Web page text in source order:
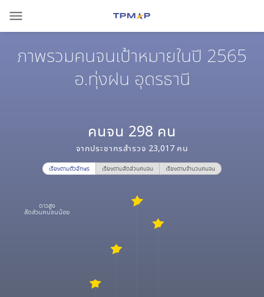
menu
ภาพรวมคนจนเป้าหมายในปี 2565
อ.ทุ่งฝน อุดรธานี
คนจน 298 คน
จากประชากรสำรวจ 23,017 คน
เรียงตามตัวอักษร เรียงตามสัดส่วนคนจน เรียงตามจำนวนคนจน
ดาวสูง
สัดส่วนคนจนน้อย